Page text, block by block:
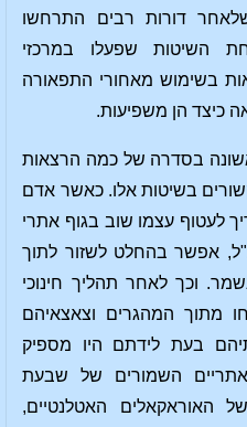
דורות רבים התרחשו
השיטות שפעלו במרכזי
בשימוש מאחורי התפאורה
כיצד הן משפיעות.
בסדרה של כמה הרצאות
בשיטות אלו. כאשר אדם
לעטוף עצמו שוב בגוף אתרי
אפשר בהחלט לשזור לתוך
וכך לאחר תהליך חינוכי
מתוך המהגרים וצאצאיהם
בעת לידתם היו מספיק
השמורים של שבעת
האוראקאלים האטלנטיים,